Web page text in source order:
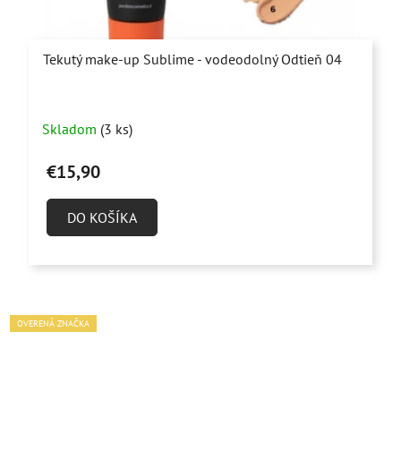
Tekutý make-up Sublime - vodeodolný Odtieň 04
Skladom (3 ks)
€15,90
DO KOŠÍKA
OVERENÁ ZNAČKA